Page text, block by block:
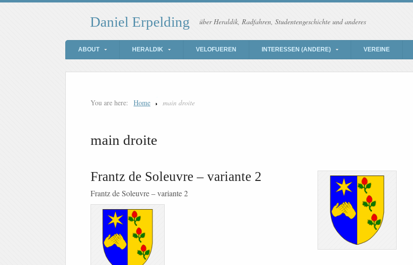
Daniel Erpelding über Heraldik, Radfahren, Studentengeschichte und anderes
ABOUT HERALDIK VELOFUEREN INTERESSEN (ANDERE) VEREINE
You are here: Home main droite
main droite
Frantz de Soleuvre – variante 2
Frantz de Soleuvre – variante 2